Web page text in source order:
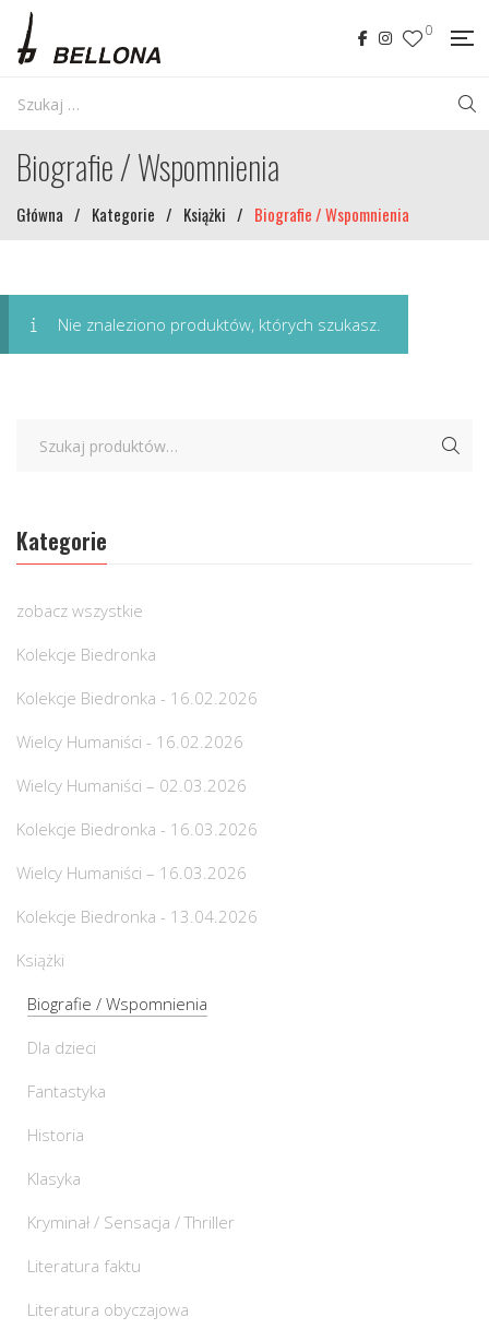
0
Biografie / Wspomnienia
Główna / Kategorie / Książki / Biografie / Wspomnienia
Nie znaleziono produktów, których szukasz.
Kategorie
zobacz wszystkie
Kolekcje Biedronka
Kolekcje Biedronka - 16.02.2026
Wielcy Humaniści - 16.02.2026
Wielcy Humaniści – 02.03.2026
Kolekcje Biedronka - 16.03.2026
Wielcy Humaniści – 16.03.2026
Kolekcje Biedronka - 13.04.2026
Książki
Biografie / Wspomnienia
Dla dzieci
Fantastyka
Historia
Klasyka
Kryminał / Sensacja / Thriller
Literatura faktu
Literatura obyczajowa